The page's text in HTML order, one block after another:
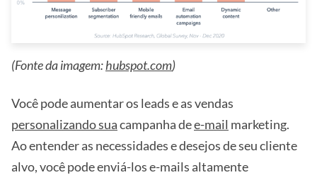
(Fonte da imagem:hubspot.com)
Você pode aumentar os leads e as vendas
personalizando suacampanha dee-mail marketing.
Ao entender as necessidades e desejos de seu cliente
alvo, você pode enviá-los e-mails altamente